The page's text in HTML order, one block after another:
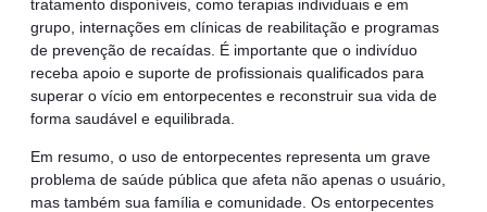
tratamento disponíveis, como terapias individuais e em
grupo, internações em clínicas de reabilitação e programas
de prevenção de recaídas. É importante que o indivíduo
receba apoio e suporte de profissionais qualificados para
superar o vício em entorpecentes e reconstruir sua vida de
forma saudável e equilibrada.
Em resumo, o uso de entorpecentes representa um grave
problema de saúde pública que afeta não apenas o usuário,
mas também sua família e comunidade. Os entorpecentes